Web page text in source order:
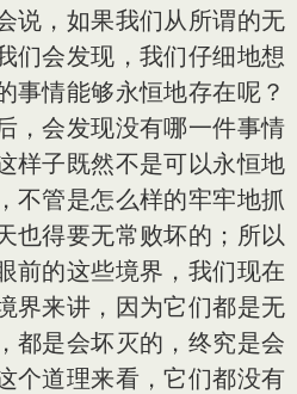
说，如果我们从所谓的无
们会发现，我们仔细地想
事情能够永恒地存在呢？
，会发现没有哪一件事情
样子既然不是可以永恒地
不管是怎么样的牢牢地抓
也得要无常败坏的；所以
前的这些境界，我们现在
界来讲，因为它们都是无
都是会坏灭的，终究是会
个道理来看，它们都没有